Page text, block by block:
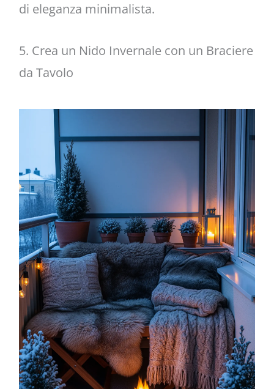
di eleganza minimalista.
5. Crea un Nido Invernale con un Braciere
da Tavolo